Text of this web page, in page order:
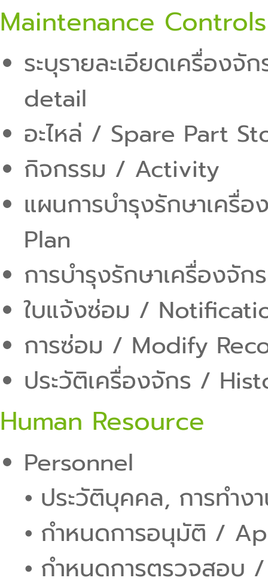
Maintenance
ระบุรายละเอียดเครื่อ
detail
อะไหล่ / Spare Part
กิจกรรม / Activity
แผนการบำรุงรักษาเค
Plan
การบำรุงรักษาเครื่อง
ใบแจ้งซ่อม /
การซ่อม / Modify
ประวัติเครื่องจักร /
Human Resource
Personnel
⦁ ประวัติบุคคล, การทำ
⦁ กำหนดการอนุมัติ /
⦁ กำหนดการตรวจสอบ